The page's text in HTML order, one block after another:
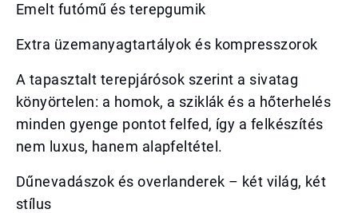
Emelt futómű és terepgumik
Extra üzemanyagtartályok és kompresszorok
A tapasztalt terepjárósok szerint a sivatag
könyörtelen: a homok, a sziklák és a hőterhelés
minden gyenge pontot felfed, így a felkészítés
nem luxus, hanem alapfeltétel.
Dűnevadászok és overlanderek – két világ, két
stílus